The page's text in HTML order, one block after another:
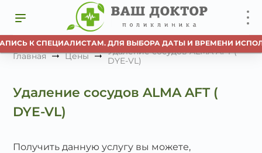
К СПЕЦИАЛИСТАМ. ДЛЯ ВЫБОРА ДАТЫ И ВРЕМЕНИ
Главная Цены
Удаление сосудов ALMA AFT (
DYE-VL)
Удаление сосудов ALMA AFT (
DYE-VL)
Получить данную услугу вы можете,